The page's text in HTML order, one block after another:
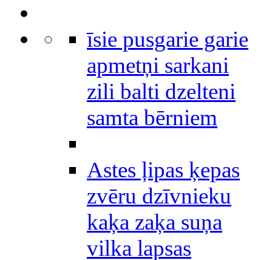
īsie pusgarie garie
apmetņi sarkani
zili balti dzelteni
samta bērniem
Astes ļipas ķepas
zvēru dzīvnieku
kaķa zaķa suņa
vilka lapsas